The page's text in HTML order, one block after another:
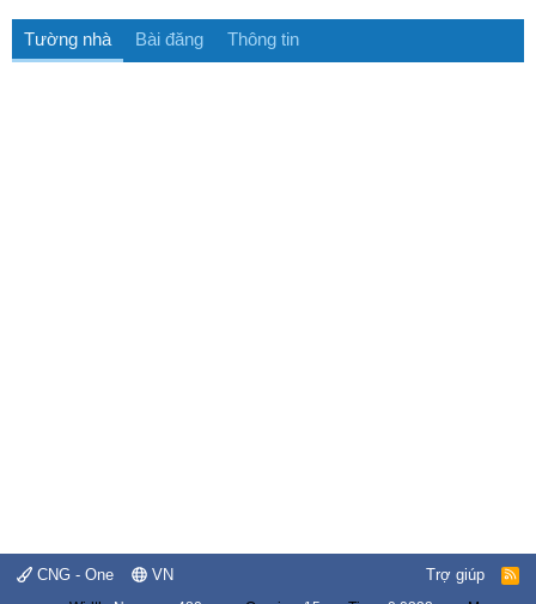
Tường nhà Bài đăng Thông tin
CNG - One VN Trợ giúp
R